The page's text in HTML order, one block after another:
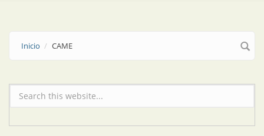
Inicio CAME
Formulario de búsqueda